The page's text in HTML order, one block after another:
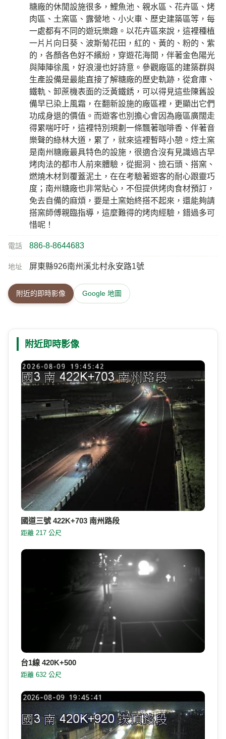
糖廠的休閒設施很多，鯉魚池、親水區、花卉區、烤
肉區、土窯區、露營地、小火車、歷史建築區等，每
一處都有不同的遊玩樂趣。以花卉區來說，這裡種植
一片片向日葵、波斯菊花田，紅的、黃的、粉的、紫
的，各顏各色好不繽紛，穿遊花海間，伴著金色陽光
與陣陣徐風，好浪漫也好詩意。參觀廠區的建築群與
生產設備是最能直接了解糖廠的歷史軌跡，從倉庫、
鐵軌、卸蔗機表面的泛黃鐵銹，可以得見這些陳舊設
備早已染上風霜，在翻新設施的廠區裡，更顯出它們
功成身退的價值。而遊客也別擔心會因為廠區廣闊走
得累喘吁吁，這裡特別規劃一條飄著咖啡香、伴著音
樂聲的綠林大道，累了，就來這裡暫時小憩。焢土窯
是南州糖廠最具特色的設施，很適合沒有見識過古早
烤肉法的都市人前來體驗，從掘洞、撿石頭、搭窯、
燃燒木材到覆蓋泥土，在在考驗著遊客的耐心跟靈巧
度；南州糖廠也非常貼心，不但提供烤肉食材預訂，
免去自備的麻煩，要是土窯始終搭不起來，還能夠請
搭窯師傅親臨指導，這麼難得的烤肉經驗，錯過多可
惜呢！
電話 886-8-8644683
地址 屏東縣926南州溪北村永安路1號
附近的即時影像 Google 地圖
附近即時影像
國道三號 422K+703 南州路段
距離 217 公尺
台1線 420K+500
距離 632 公尺